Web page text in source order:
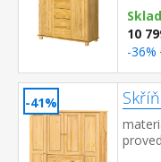
10
-36%
-41%